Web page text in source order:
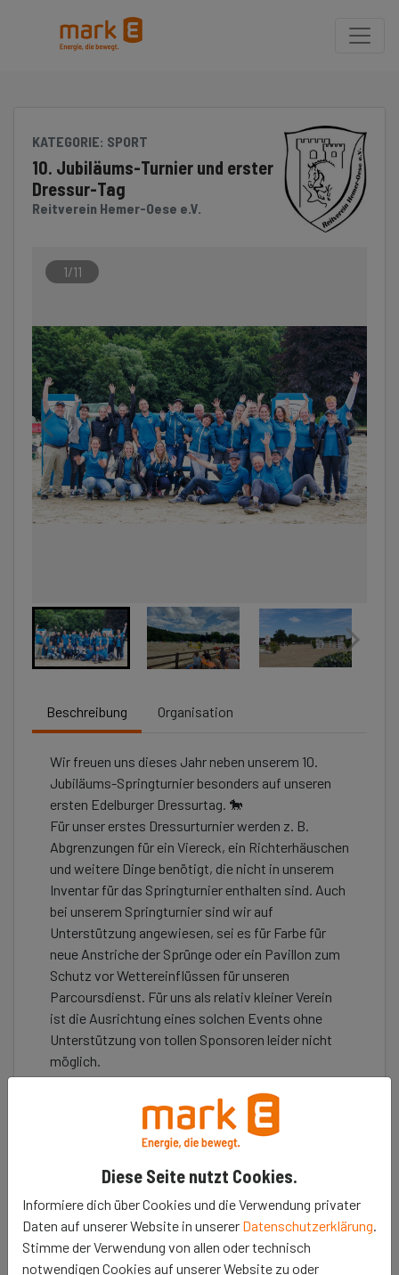
Diese Seite nutzt Cookies.
Informiere dich über Cookies und die Verwendung privater
Daten auf unserer Website in unserer Datenschutzerklärung.
Stimme der Verwendung von allen oder technisch
notwendigen Cookies auf unserer Website zu oder
Klicken Sie, um die Navigation zu überspringen und zum Hauptteil
KATEGORIE: SPORT
10. Jubiläums-Turnier und erster
Dressur-Tag
Reitverein Hemer-Oese e.V.
1/11
Beschreibung Organisation
Wir freuen uns dieses Jahr neben unserem 10.
Jubiläums-Springturnier besonders auf unseren
ersten Edelburger Dressurtag. 🐎
Für unser erstes Dressurturnier werden z. B.
Abgrenzungen für ein Viereck, ein Richterhäuschen
und weitere Dinge benötigt, die nicht in unserem
Inventar für das Springturnier enthalten sind. Auch
bei unserem Springturnier sind wir auf
Unterstützung angewiesen, sei es für Farbe für
neue Anstriche der Sprünge oder ein Pavillon zum
Schutz vor Wettereinflüssen für unseren
Parcoursdienst. Für uns als relativ kleiner Verein
ist die Ausrichtung eines solchen Events ohne
Unterstützung von tollen Sponsoren leider nicht
möglich.
Erzähle es deinen Freunden
𝕏